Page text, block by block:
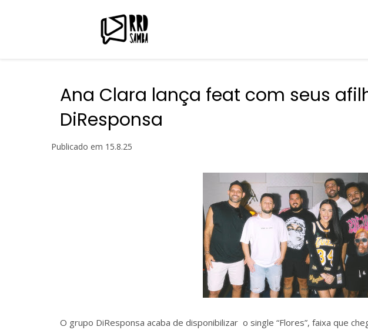
Ana Clara lança feat com seus
DiResponsa
Publicado em 15.8.25
O grupo DiResponsa acaba de disponibilizar o single “Flores”, faixa que